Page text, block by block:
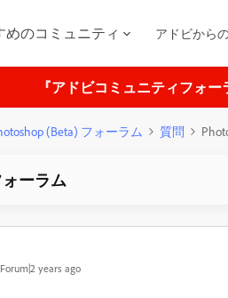
めのコミュニティ アドビから
『アドビコミュニティフォ
(Beta) フォーラム 質問
ーラム
years ago